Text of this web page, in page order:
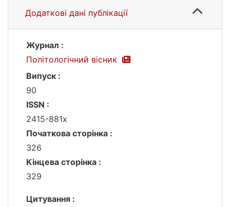
Додаткові дані публікації
Журнал :
Політологічний вісник
Випуск :
90
ISSN :
2415-881x
Початкова сторінка :
326
Кінцева сторінка :
329
Цитування :